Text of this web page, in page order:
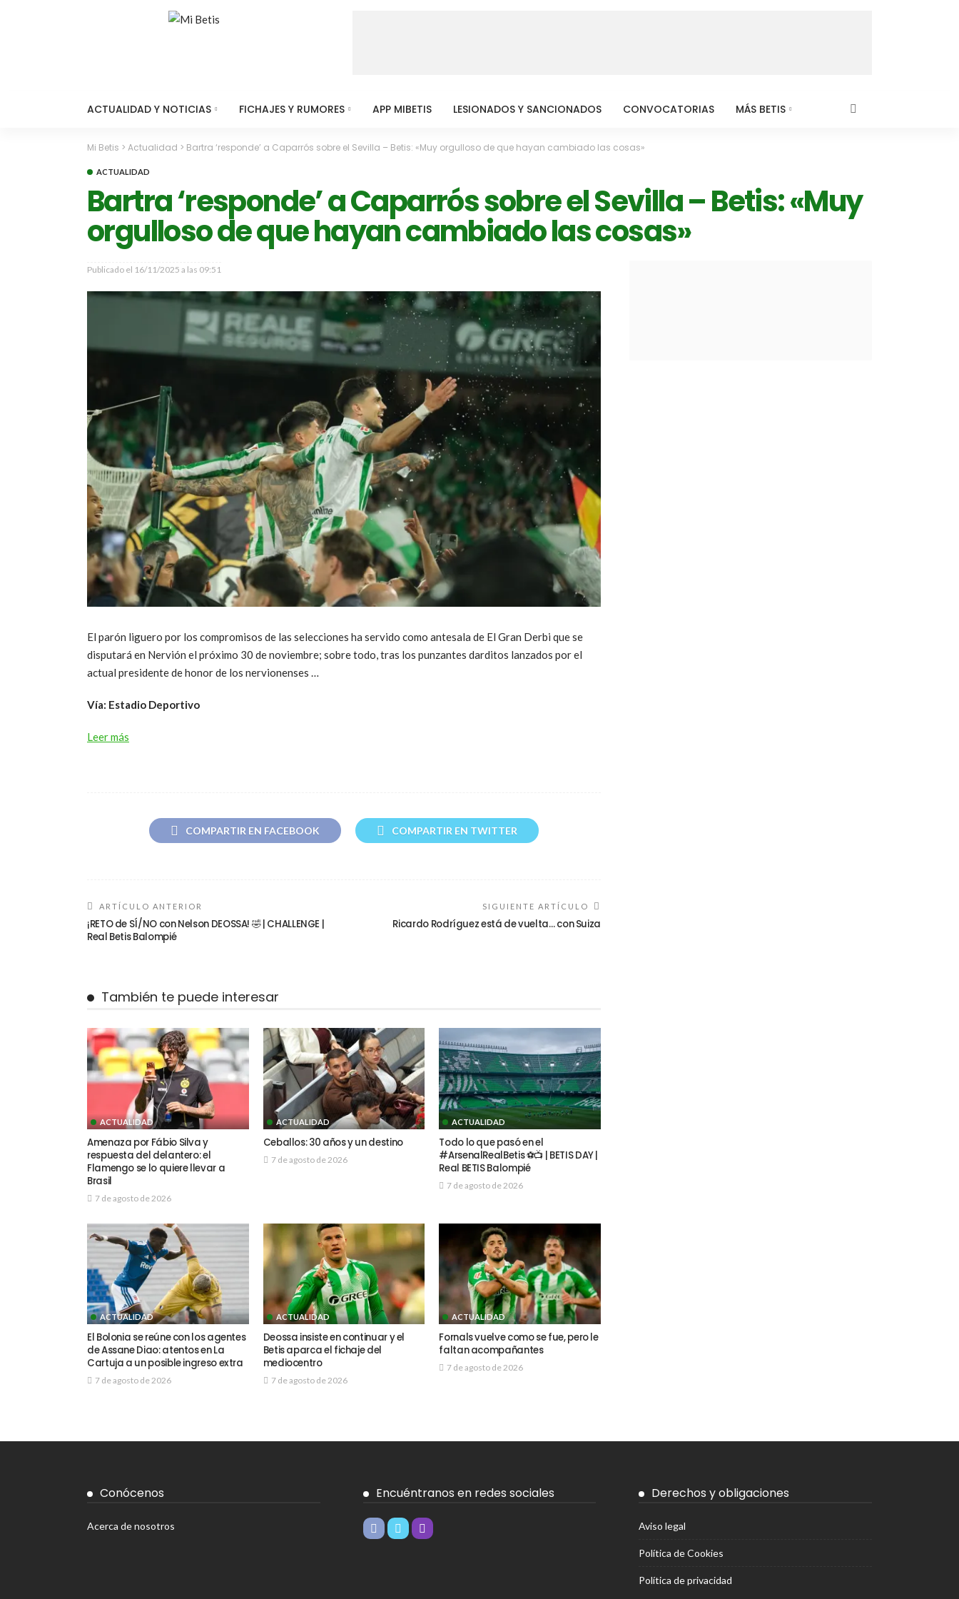
ACTUALIDAD Y NOTICIAS FICHAJES Y RUMORES APP MIBETIS LESIONADOS Y SANCIONADOS CONVOCATORIAS MÁS BETIS
Mi Betis > Actualidad > Bartra ‘responde’ a Caparrós sobre el Sevilla – Betis: «Muy orgulloso de que hayan cambiado las cosas»
ACTUALIDAD
Bartra ‘responde’ a Caparrós sobre el Sevilla – Betis: «Muy
orgulloso de que hayan cambiado las cosas»
Publicado el 16/11/2025 a las 09:51
El parón liguero por los compromisos de las selecciones ha servido como antesala de El Gran Derbi que se
disputará en Nervión el próximo 30 de noviembre; sobre todo, tras los punzantes darditos lanzados por el
actual presidente de honor de los nervionenses …
Vía: Estadio Deportivo
Leer más
COMPARTIR EN FACEBOOK COMPARTIR EN TWITTER
ARTÍCULO ANTERIOR
¡RETO de SÍ/NO con Nelson DEOSSA! 🤣 | CHALLENGE |
Real Betis Balompié
SIGUIENTE ARTÍCULO
Ricardo Rodríguez está de vuelta… con Suiza
También te puede interesar
ACTUALIDAD
Amenaza por Fábio Silva y
respuesta del delantero: el
Flamengo se lo quiere llevar a
Brasil
7 de agosto de 2026
ACTUALIDAD
Ceballos: 30 años y un destino
7 de agosto de 2026
ACTUALIDAD
Todo lo que pasó en el
#ArsenalRealBetis ⚽📺 | BETIS DAY |
Real BETIS Balompié
7 de agosto de 2026
ACTUALIDAD
El Bolonia se reúne con los agentes
de Assane Diao: atentos en La
Cartuja a un posible ingreso extra
7 de agosto de 2026
ACTUALIDAD
Deossa insiste en continuar y el
Betis aparca el fichaje del
mediocentro
7 de agosto de 2026
ACTUALIDAD
Fornals vuelve como se fue, pero le
faltan acompañantes
7 de agosto de 2026
Conócenos
Acerca de nosotros
Encuéntranos en redes sociales Derechos y obligaciones
Aviso legal
Política de Cookies
Política de privacidad